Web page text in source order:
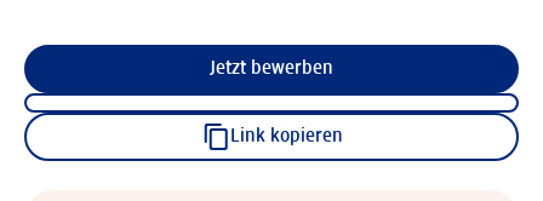
Jetzt bewerben
Link kopieren